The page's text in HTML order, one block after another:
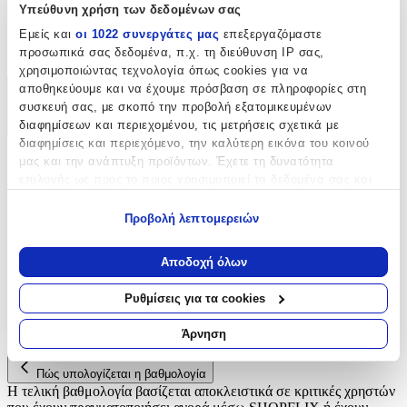
Υπεύθυνη χρήση των δεδομένων σας
Εμείς και οι 1022 συνεργάτες μας επεξεργαζόμαστε
προσωπικά σας δεδομένα, π.χ. τη διεύθυνση IP σας,
χρησιμοποιώντας τεχνολογία όπως cookies για να
αποθηκεύουμε και να έχουμε πρόσβαση σε πληροφορίες στη
συσκευή σας, με σκοπό την προβολή εξατομικευμένων
διαφημίσεων και περιεχομένου, τις μετρήσεις σχετικά με
διαφημίσεις και περιεχόμενο, την καλύτερη εικόνα του κοινού
μας και την ανάπτυξη προϊόντων. Έχετε τη δυνατότητα
Να συλλέξουμε πληροφορίες σχετικά με τη γεωγραφική
σας τοποθεσία, οι οποίες μπορεί να είναι ακριβείς σε
απόσταση μερικών μέτρων
Να αναγνωρίσουμε τη συσκευή σας σαρώνοντας ενεργά
για συγκεκριμένα χαρακτηριστικά (δακτυλικό αποτύπωμα)
Μάθετε περισσότερα σχετικά με τον τρόπο επεξεργασίας των
προσωπικών σας δεδομένων και καθορίστε τις προτιμήσεις σας
στηνενότητα “Λεπτομέρειες”. Μπορείτε να αλλάξετε ή να
ανακαλέσετε τη συγκατάθεσή σας ανά πάσα στιγμή από τη
Προβολή λεπτομερειών
Αποδοχή όλων
Ρυθμίσεις για τα cookies
Άρνηση
Φερμουάρ
Χαρακτηριστικά
+
Χαρακτηριστικά
Αξιολογήσεις
Προς το παρόν δεν υπάρχουν άλλες αξιολογήσεις. Όταν
προστεθούν, θα εμφανιστούν εδώ.
Πώς υπολογίζεται η βαθμολογία
Η τελική βαθμολογία βασίζεται αποκλειστικά σε κριτικές χρηστών